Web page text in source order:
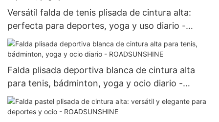
Versátil falda de tenis plisada de cintura alta:
perfecta para deportes, yoga y uso diario -
ROADSUNSHINE
Falda plisada deportiva blanca de cintura alta
para tenis, bádminton, yoga y ocio diario -
ROADSUNSHINE